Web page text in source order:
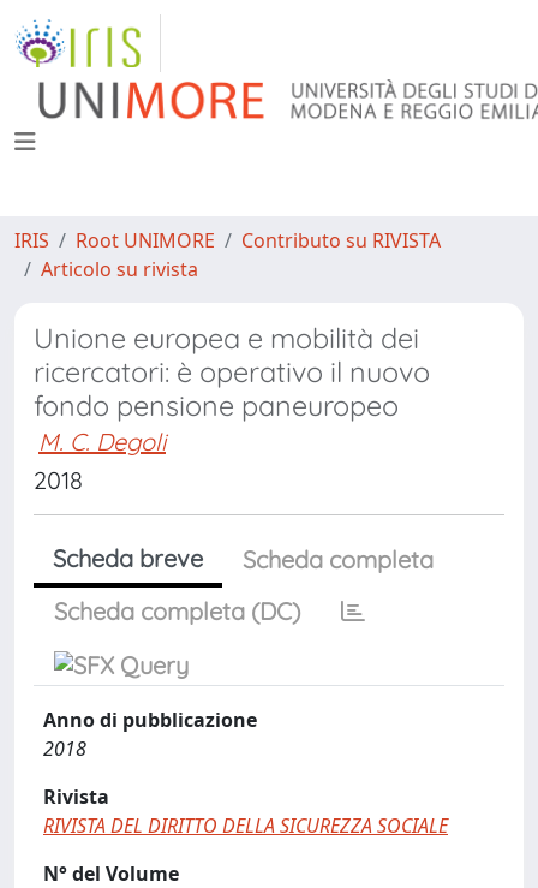
IRIS Root UNIMORE
Contributo su RIVISTA
Articolo su rivista
Unione europea e mobilità dei
ricercatori: è operativo il nuovo
fondo pensione paneuropeo
M. C. Degoli
2018
Scheda breve
Scheda completa
Scheda completa (DC)
Anno di pubblicazione
2018
Rivista
RIVISTA DEL DIRITTO DELLA SICUREZZA SOCIALE
N° del Volume